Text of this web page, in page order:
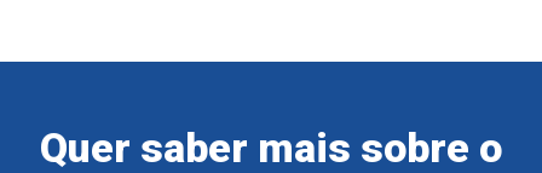
Quer saber mais sobre o